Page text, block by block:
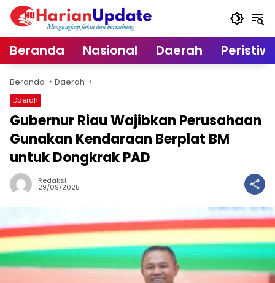
Langsung
Beranda Nasional Daerah
Beranda Daerah
Daerah
Gubernur Riau Wajibkan Perusahaan
Gunakan Kendaraan Berplat BM
untuk Dongkrak PAD
Redaksi
29/09/2025